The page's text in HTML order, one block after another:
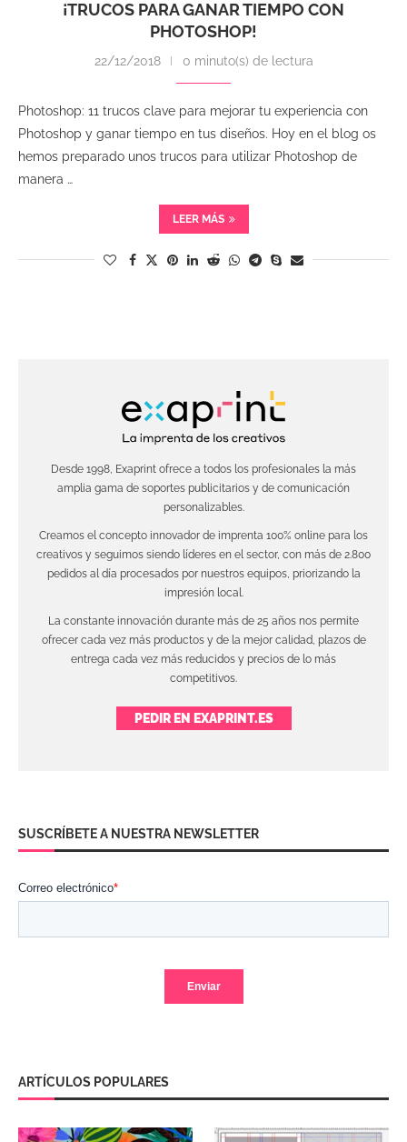
¡TRUCOS PARA GANAR TIEMPO CON
PHOTOSHOP!
22/12/2018 0 minuto(s) de lectura
Photoshop: 11 trucos clave para mejorar tu experiencia con
Photoshop y ganar tiempo en tus diseños. Hoy en el blog os
hemos preparado unos trucos para utilizar Photoshop de
manera …
LEER MÁS
Desde 1998, Exaprint ofrece a todos los profesionales la más
amplia gama de soportes publicitarios y de comunicación
personalizables.
Creamos el concepto innovador de imprenta 100% online para los
creativos y seguimos siendo líderes en el sector, con más de 2.800
pedidos al día procesados por nuestros equipos, priorizando la
impresión local.
La constante innovación durante más de 25 años nos permite
ofrecer cada vez más productos y de la mejor calidad, plazos de
entrega cada vez más reducidos y precios de lo más
competitivos.
PEDIR EN EXAPRINT.ES
SUSCRÍBETE A NUESTRA NEWSLETTER
ARTÍCULOS POPULARES